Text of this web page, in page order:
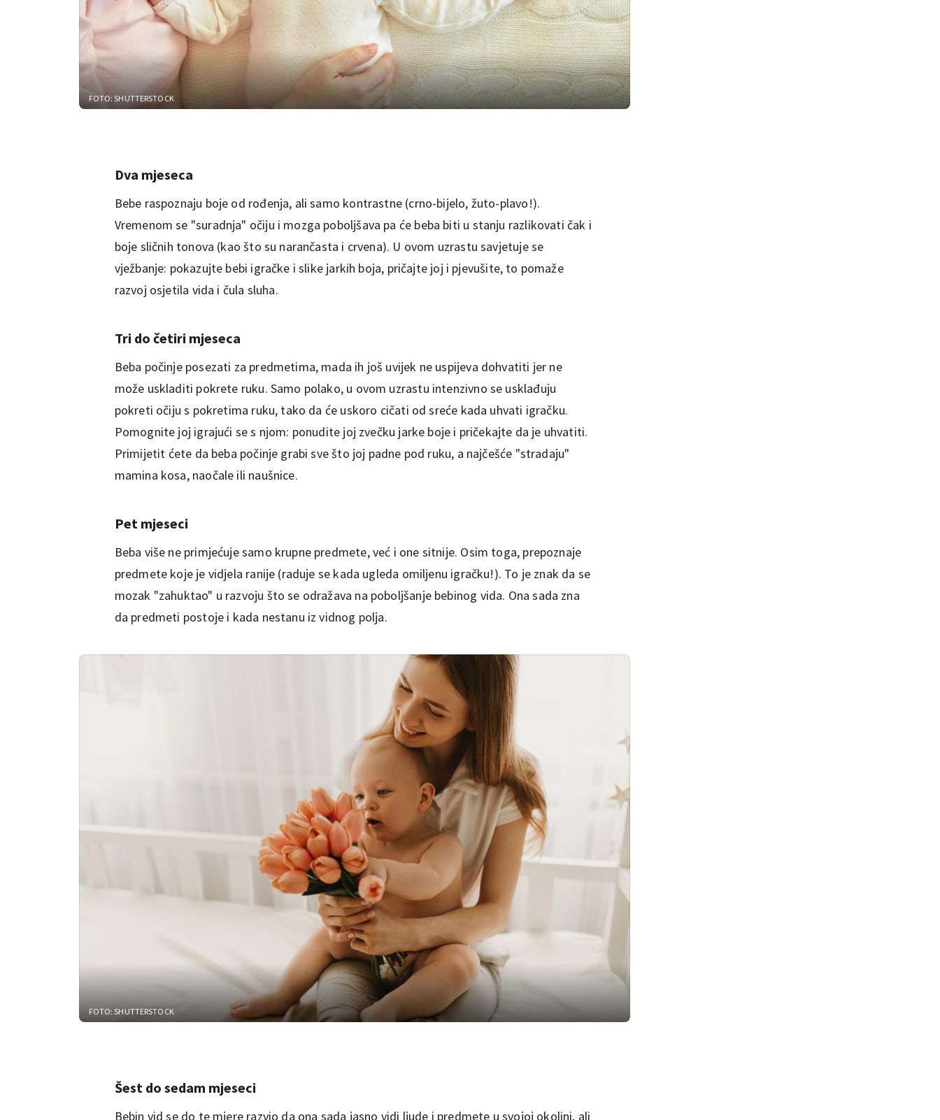
FOTO: SHUTTERSTOCK
Dva mjeseca
Bebe raspoznaju boje od rođenja, ali samo kontrastne (crno-bijelo, žuto-plavo!).
Vremenom se "suradnja" očiju i mozga poboljšava pa će beba biti u stanju razlikovati čak i
boje sličnih tonova (kao što su narančasta i crvena). U ovom uzrastu savjetuje se
vježbanje: pokazujte bebi igračke i slike jarkih boja, pričajte joj i pjevušite, to pomaže
razvoj osjetila vida i čula sluha.
Tri do četiri mjeseca
Beba počinje posezati za predmetima, mada ih još uvijek ne uspijeva dohvatiti jer ne
može uskladiti pokrete ruku. Samo polako, u ovom uzrastu intenzivno se usklađuju
pokreti očiju s pokretima ruku, tako da će uskoro cičati od sreće kada uhvati igračku.
Pomognite joj igrajući se s njom: ponudite joj zvečku jarke boje i pričekajte da je uhvatiti.
Primijetit ćete da beba počinje grabi sve što joj padne pod ruku, a najčešće "stradaju"
mamina kosa, naočale ili naušnice.
Pet mjeseci
Beba više ne primjećuje samo krupne predmete, već i one sitnije. Osim toga, prepoznaje
predmete koje je vidjela ranije (raduje se kada ugleda omiljenu igračku!). To je znak da se
mozak "zahuktao" u razvoju što se odražava na poboljšanje bebinog vida. Ona sada zna
da predmeti postoje i kada nestanu iz vidnog polja.
FOTO: SHUTTERSTOCK
Šest do sedam mjeseci
Bebin vid se do te mjere razvio da ona sada jasno vidi ljude i predmete u svojoj okolini, ali